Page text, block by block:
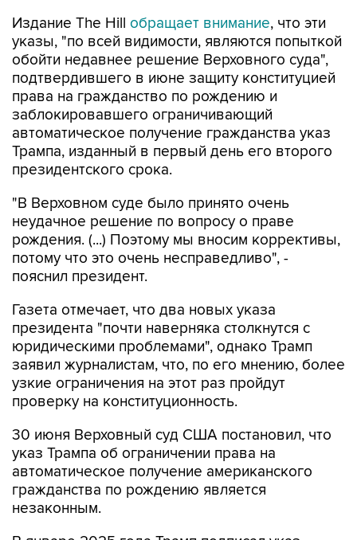
Издание The Hill обращает внимание, что эти
указы, "по всей видимости, являются попыткой
обойти недавнее решение Верховного суда",
подтвердившего в июне защиту конституцией
права на гражданство по рождению и
заблокировавшего ограничивающий
автоматическое получение гражданства указ
Трампа, изданный в первый день его второго
президентского срока.
"В Верховном суде было принято очень
неудачное решение по вопросу о праве
рождения. (...) Поэтому мы вносим коррективы,
потому что это очень несправедливо", -
пояснил президент.
Газета отмечает, что два новых указа
президента "почти наверняка столкнутся с
юридическими проблемами", однако Трамп
заявил журналистам, что, по его мнению, более
узкие ограничения на этот раз пройдут
проверку на конституционность.
30 июня Верховный суд США постановил, что
указ Трампа об ограничении права на
автоматическое получение американского
гражданства по рождению является
незаконным.